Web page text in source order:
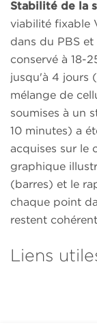
Stabilité de la
viabilité fixable
dans du PBS
conservé à 18-
jusqu'à 4 jours
mélange de
soumises à un
10 minutes) a
acquises sur le
graphique
(barres) et le
chaque point
restent
Liens